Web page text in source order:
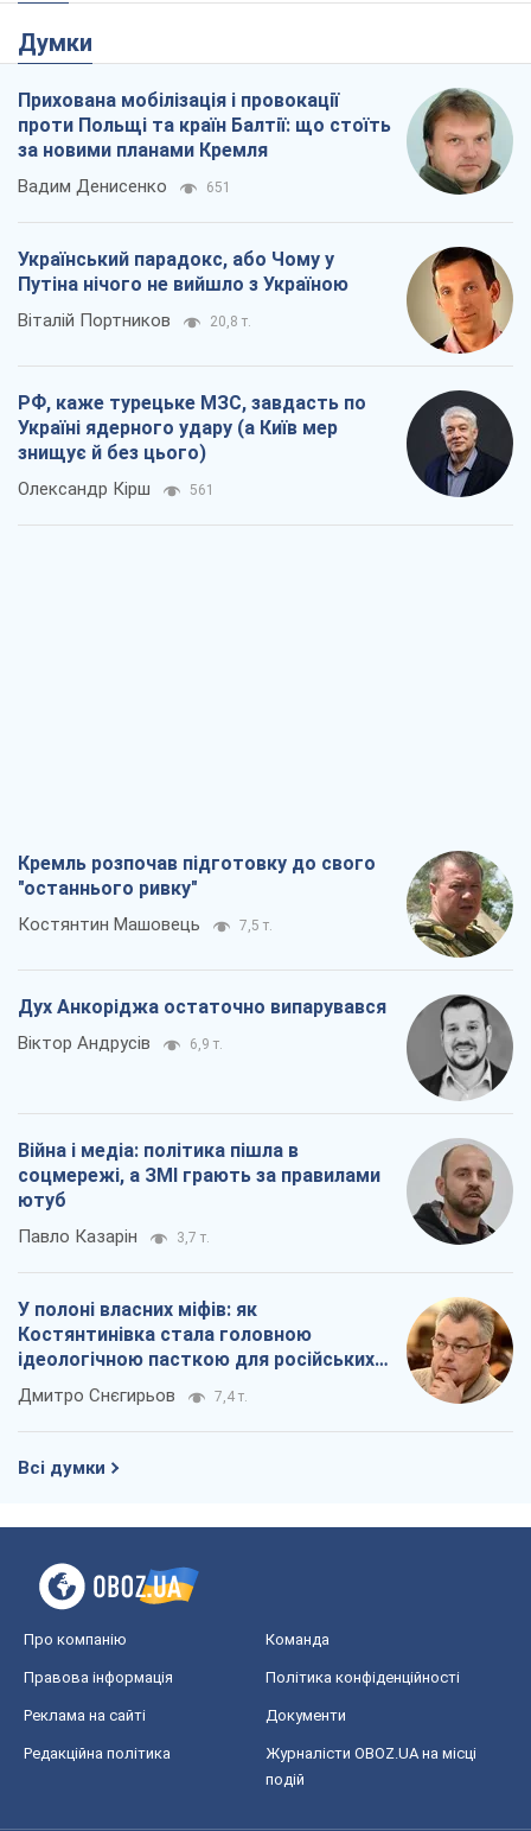
Думки
Прихована мобілізація і провокації
проти Польщі та країн Балтії: що стоїть
за новими планами Кремля
Вадим Денисенко 651
Український парадокс, або Чому у
Путіна нічого не вийшло з Україною
Віталій Портников 20,8 т.
РФ, каже турецьке МЗС, завдасть по
Україні ядерного удару (а Київ мер
знищує й без цього)
Олександр Кірш 561
Кремль розпочав підготовку до свого
"останнього ривку"
Костянтин Машовець 7,5 т.
Дух Анкоріджа остаточно випарувався
Віктор Андрусів 6,9 т.
Війна і медіа: політика пішла в
соцмережі, а ЗМІ грають за правилами
ютуб
Павло Казарін 3,7 т.
У полоні власних міфів: як
Костянтинівка стала головною
ідеологічною пасткою для російських
окупантів
Дмитро Снєгирьов 7,4 т.
Всі думки
Про компанію Команда
Правова інформація Політика конфіденційності
Реклама на сайті Документи
Редакційна політика
Журналісти OBOZ.UA на місці
подій